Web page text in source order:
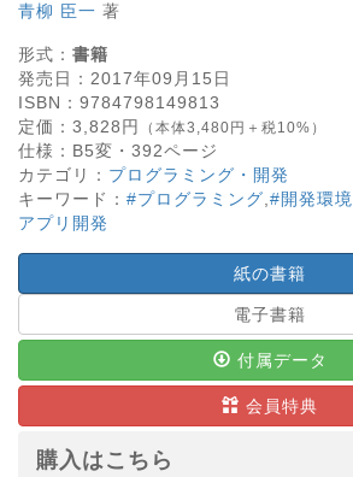
青柳 臣一 著
形式： 書籍
発売日： 2017年09月15日
ISBN： 9784798149813
定価： 3,828 円 （本体3,480円＋税10%）
仕様： B5変・ 392ページ
カテゴリ： プログラミング・開発
キーワード： #プログラミング #開発環境
アプリ開発
紙の書籍
電子書籍
付属データ
会員特典
購入はこちら